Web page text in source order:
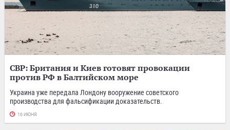
СВР: Британия и Киев готовят провокации
против РФ в Балтийском море
Украина уже передала Лондону вооружение советского
производства для фальсификации доказательств.
16 ИЮНЯ